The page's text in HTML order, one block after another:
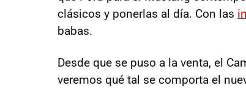
clásicos y ponerlas al día. Con las
babas.
Desde que se puso a la venta, el
veremos qué tal se comporta el